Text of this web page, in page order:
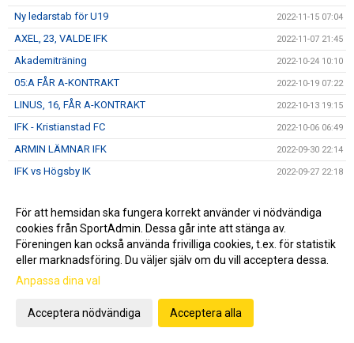
Ny ledarstab för U19 2022-11-15 07:04
AXEL, 23, VALDE IFK 2022-11-07 21:45
Akademiträning 2022-10-24 10:10
05:A FÅR A-KONTRAKT 2022-10-19 07:22
LINUS, 16, FÅR A-KONTRAKT 2022-10-13 19:15
IFK - Kristianstad FC 2022-10-06 06:49
ARMIN LÄMNAR IFK 2022-09-30 22:14
IFK vs Högsby IK 2022-09-27 22:18
IFK - Räppe GOIF 2022-09-15 13:40
DM, IFK- IFK Simrishamn 2-5 (0-2) 2022-09-14 06:04
LEVINS CUP EN SUCCÉ 2022-09-11 15:40
IFK - FK Karlskrona
För att hemsidan ska fungera korrekt använder vi nödvändiga
cookies från SportAdmin. Dessa går inte att stänga av.
Föreningen kan också använda frivilliga cookies, t.ex. för statistik
eller marknadsföring. Du väljer själv om du vill acceptera dessa.
Anpassa dina val
Acceptera nödvändiga Acceptera alla